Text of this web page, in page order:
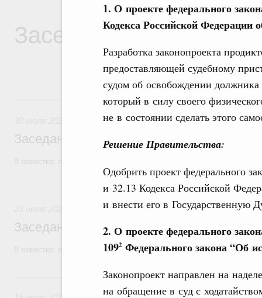
1. О проекте федерального
Кодекса Российской
Разработка законопроекта
предоставляющей судебному
судом об освобождении должника
который в силу своего
не в состоянии сделать этого
Решение Правительства:
Одобрить проект федерального
и 32.13 Кодекса Российской
и внести его в Государственную
2. О проекте федерального
1092 Федерального закона “Об
Законопроект направлен на
на обращение в суд с
Заседания
30 июля, четверг
Заседание Правительства (2026 год,
23 июля, четверг
Заседание Правительства (2026 год,
В повестке: проекты федеральных законов
16 июля, четверг